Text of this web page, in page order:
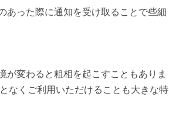
あった際に通知を受け取ることで些細
が変わると粗相を起こすこともありま
なくご利用いただけることも大きな特